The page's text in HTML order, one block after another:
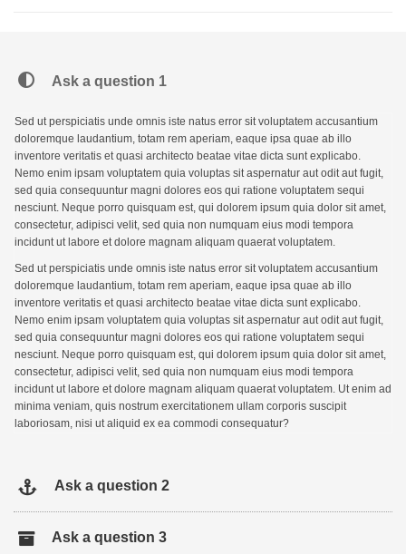
Ask a question 1
Sed ut perspiciatis unde omnis iste natus error sit voluptatem accusantium
doloremque laudantium, totam rem aperiam, eaque ipsa quae ab illo
inventore veritatis et quasi architecto beatae vitae dicta sunt explicabo.
Nemo enim ipsam voluptatem quia voluptas sit aspernatur aut odit aut fugit,
sed quia consequuntur magni dolores eos qui ratione voluptatem sequi
nesciunt. Neque porro quisquam est, qui dolorem ipsum quia dolor sit amet,
consectetur, adipisci velit, sed quia non numquam eius modi tempora
incidunt ut labore et dolore magnam aliquam quaerat voluptatem.
Sed ut perspiciatis unde omnis iste natus error sit voluptatem accusantium
doloremque laudantium, totam rem aperiam, eaque ipsa quae ab illo
inventore veritatis et quasi architecto beatae vitae dicta sunt explicabo.
Nemo enim ipsam voluptatem quia voluptas sit aspernatur aut odit aut fugit,
sed quia consequuntur magni dolores eos qui ratione voluptatem sequi
nesciunt. Neque porro quisquam est, qui dolorem ipsum quia dolor sit amet,
consectetur, adipisci velit, sed quia non numquam eius modi tempora
incidunt ut labore et dolore magnam aliquam quaerat voluptatem. Ut enim ad
minima veniam, quis nostrum exercitationem ullam corporis suscipit
laboriosam, nisi ut aliquid ex ea commodi consequatur?
Ask a question 2
Ask a question 3